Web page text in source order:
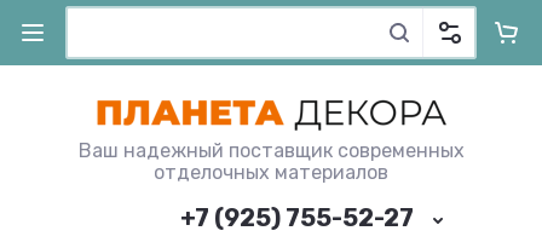
Ваш надежный поставщик современных
отделочных материалов
+7 (925) 755-52-27